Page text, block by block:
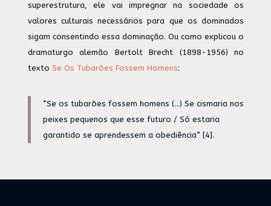
superestrutura, ele vai impregnar na sociedade os
valores culturais necessários para que os dominados
sigam consentindo essa dominação. Ou como explicou o
dramaturgo alemão Bertolt Brecht (1898-1956) no
texto Se Os Tubarões Fossem Homens:
“Se os tubarões fossem homens (…) Se cismaria nos
peixes pequenos que esse futuro / Só estaria
garantido se aprendessem a obediência” [4].